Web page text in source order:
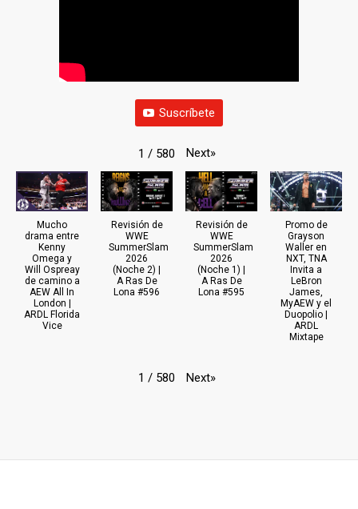
Suscríbete
1 / 580 Next»
Mucho
drama entre
Kenny
Omega y
Will Ospreay
de camino a
AEW All In
London |
ARDL Florida
Vice
Revisión de
WWE
SummerSlam
2026
(Noche 2) |
A Ras De
Lona #596
Revisión de
WWE
SummerSlam
2026
(Noche 1) |
A Ras De
Lona #595
Promo de
Grayson
Waller en
NXT, TNA
Invita a
LeBron
James,
MyAEW y el
Duopolio |
ARDL
Mixtape
1 / 580 Next»